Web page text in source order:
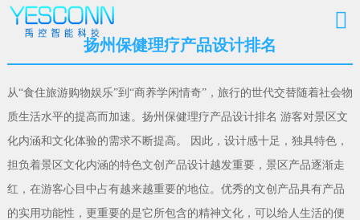
扬州保健理疗产品设计排名
从“食住旅游购物娱乐”到“商养学闲情奇”，旅行的世代交替随着社会物
质生活水平的提高而加速。扬州保健理疗产品设计排名 游客对景区文
化内涵和文化体验的需求不断提高。 因此，设计感十足，独具特色，
担负着景区文化内涵的特色文创产品设计越发重要，景区产品逐渐走
红，在游客心目中占有越来越重要的地位。优秀的文创产品具有产品
的实用功能性，更重要的是它所包含的精神文化，可以给人生活的便